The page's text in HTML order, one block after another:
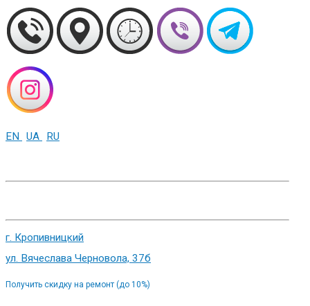
EN UA RU
г. Кропивницкий
ул. Вячеслава Черновола, 37б
Получить скидку на ремонт (до 10%)